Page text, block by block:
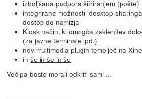
izboljšana podpora šifriranjem (pošte)
integrirane možnosti 'desktop
dostop do namizja
Kiosk način, ki omogča zaklenitev
(za javne terminale ipd.)
nov multimedia plugin temelječ na Xine
inše in še in še
Več pa boste morali odkriti sami ...